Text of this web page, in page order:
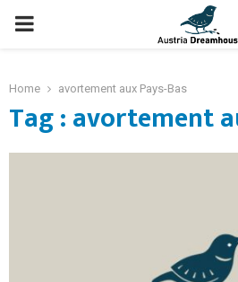
PRIMARY
Home avortement aux Pays-Bas
Tag : avortement